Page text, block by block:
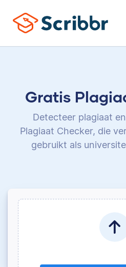
Gratis
Detecteer plagiaat
Plagiaat Checker, die
gebruikt als